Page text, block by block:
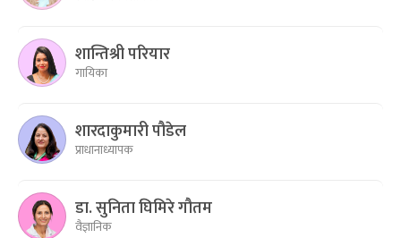
शान्तिश्री परियार
गायिका
शारदाकुमारी पौडेल
प्राधानाध्यापक
डा. सुनिता घिमिरे गौतम
वैज्ञानिक